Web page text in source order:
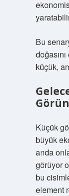
Bu
küçük,
Küçük
büyük
anda
görüyor
bu
element